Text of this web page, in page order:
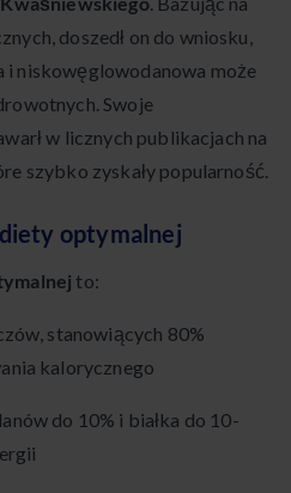
doszedł on do wniosku,
i niskowęglowodanowa może
Swoje
w licznych publikacjach na
szybko zyskały popularność.
optymalnej
to:
stanowiących 80%
kalorycznego
do 10% i białka do 10-